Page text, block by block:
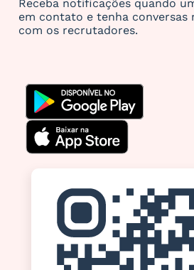
Receba notificações quando
em contato e tenha conversas
com os recrutadores.